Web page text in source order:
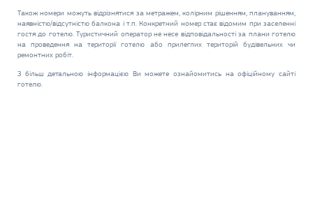
Також номери можуть відрізнятися за метражем, колірним рішенням, плануванням,
наявністю/відсутністю балкона і т.п. Конкретний номер стає відомим при заселенні
гостя до готелю. Туристичний оператор не несе відповідальності за плани готелю
на проведення на території готелю або прилеглих територій будівельних чи
ремонтних робіт.
З більш детальною інформацією Ви можете ознайомитись на офіційному сайті
готелю.